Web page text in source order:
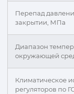
Перепад
закрытии, МПа
Диапазон
окружающей
Климатическое
регуляторов по